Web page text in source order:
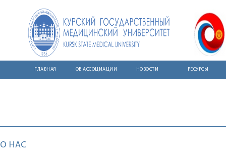
ГЛАВНАЯ ОБ АССОЦИАЦИИ НОВОСТИ РЕСУРСЫ
О НАС